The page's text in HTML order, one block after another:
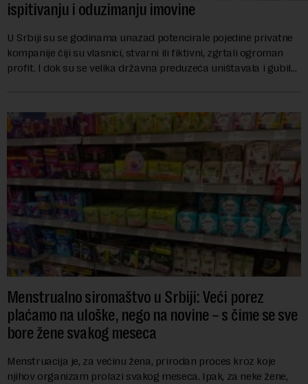
ispitivanju i oduzimanju imovine
U Srbiji su se godinama unazad potencirale pojedine privatne
kompanije čiji su vlasnici, stvarni ili fiktivni, zgrtali ogroman
profit. I dok su se velika državna preduzeća uništavala i gubila
Menstrualno siromaštvo u Srbiji: Veći porez
plaćamo na uloške, nego na novine – s čime se sve
bore žene svakog meseca
Menstruacija je, za većinu žena, prirodan proces kroz koje
njihov organizam prolazi svakog meseca. Ipak, za neke žene,